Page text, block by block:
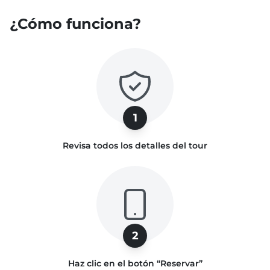
tour privado ofrece una experiencia más
¿Cómo funciona?
1
Revisa todos los detalles del tour
2
Haz clic en el botón “Reservar”